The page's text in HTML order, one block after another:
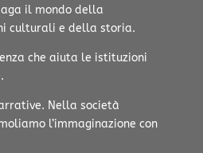
il mondo della
culturali e della storia.
che aiuta le istituzioni
Nella società
l’immaginazione con